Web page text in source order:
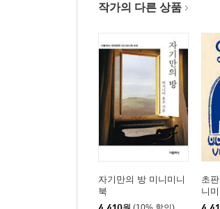
작가의 다른 상품
자기만의 방 미니미니
북
초
니